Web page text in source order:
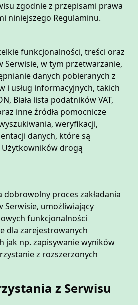
zgodnie z przepisami prawa
niniejszego Regulaminu.
funkcjonalności, treści oraz
w tym przetwarzanie,
danych pobieranych z
i usług informacyjnych, takich
Biała lista podatników VAT,
inne źródła pomocnicze
weryfikacji,
danych, które są
drogą
dobrowolny proces zakładania
Serwisie, umożliwiający
funkcjonalności
dla zarejestrowanych
jak np. zapisywanie wyników
z rozszerzonych
z Serwisu